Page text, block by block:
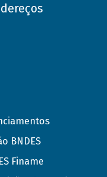
BNDES
Finame